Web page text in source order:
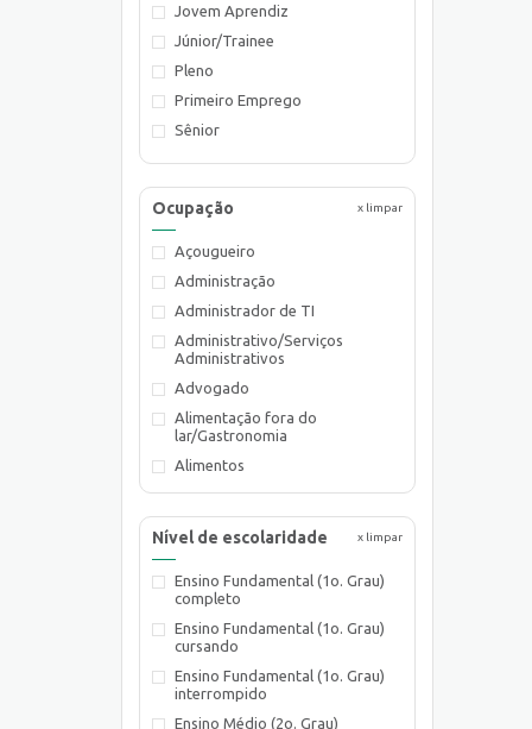
Jovem Aprendiz
Júnior/Trainee
Pleno
Primeiro Emprego
Sênior
Técnico
x limpar
Ocupação
Açougueiro
Administração
Administrador de TI
Administrativo/Serviços
Administrativos
Advogado
Alimentação fora do
lar/Gastronomia
Alimentos
Almoxarife
Assistente de Planejamento
Assistente Social
Atendente Comercial
Auxiliar de Cozinha
x limpar
Nível de escolaridade
Ensino Fundamental (1o. Grau)
completo
Ensino Fundamental (1o. Grau)
cursando
Ensino Fundamental (1o. Grau)
interrompido
Ensino Médio (2o. Grau)